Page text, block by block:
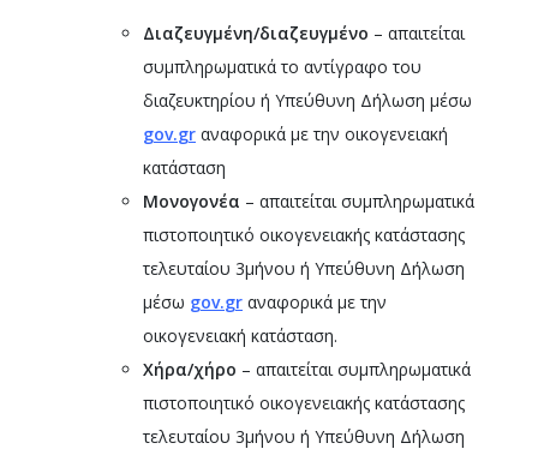
Διαζευγμένη/διαζευγμένο – απαιτείται
συμπληρωματικά το αντίγραφο του
διαζευκτηρίου ή Υπεύθυνη Δήλωση μέσω
gov.gr αναφορικά με την οικογενειακή
κατάσταση
Μονογονέα – απαιτείται συμπληρωματικά
πιστοποιητικό οικογενειακής κατάστασης
τελευταίου 3μήνου ή Υπεύθυνη Δήλωση
μέσω gov.gr αναφορικά με την
οικογενειακή κατάσταση.
Χήρα/χήρο – απαιτείται συμπληρωματικά
πιστοποιητικό οικογενειακής κατάστασης
τελευταίου 3μήνου ή Υπεύθυνη Δήλωση